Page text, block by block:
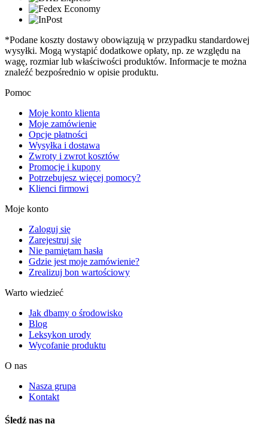
*Podane koszty dostawy obowiązują w przypadku standardowej
wysyłki. Mogą wystąpić dodatkowe opłaty, np. ze względu na
wagę, rozmiar lub właściwości produktów. Informacje te można
znaleźć bezpośrednio w opisie produktu.
Pomoc
Moje konto klienta
Moje zamówienie
Opcje płatności
Wysyłka i dostawa
Zwroty i zwrot kosztów
Promocje i kupony
Potrzebujesz więcej pomocy?
Klienci firmowi
Moje konto
Zaloguj się
Zarejestruj się
Nie pamiętam hasła
Gdzie jest moje zamówienie?
Zrealizuj bon wartościowy
Warto wiedzieć
Jak dbamy o środowisko
Blog
Leksykon urody
Wycofanie produktu
O nas
Nasza grupa
Kontakt
Śledź nas na